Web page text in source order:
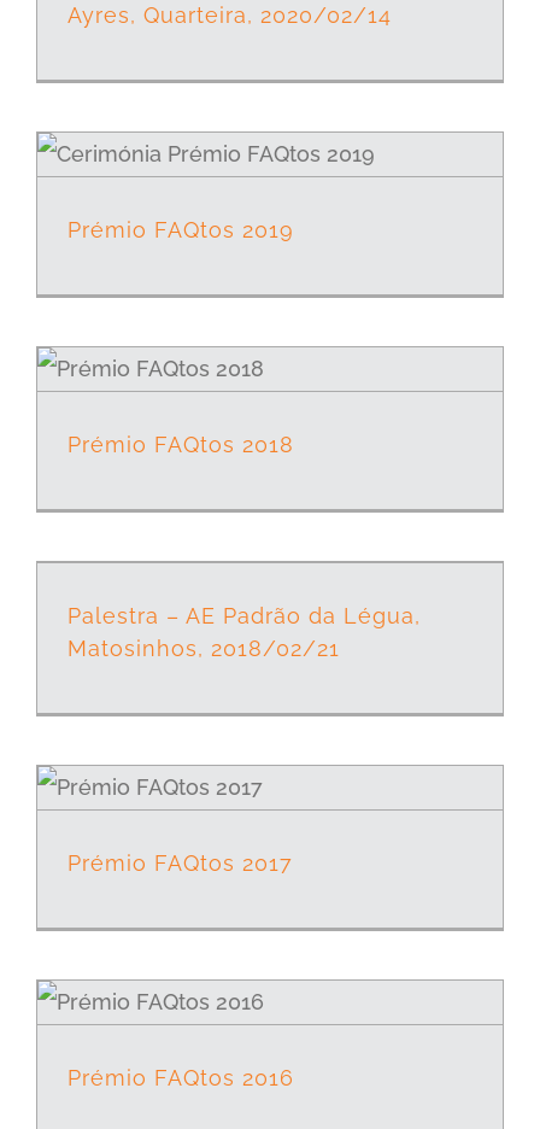
Ayres, Quarteira, 2020/02/14
Prémio FAQtos 2019
Prémio FAQtos 2018
Palestra – AE Padrão da Légua,
Matosinhos, 2018/02/21
Prémio FAQtos 2017
Prémio FAQtos 2016